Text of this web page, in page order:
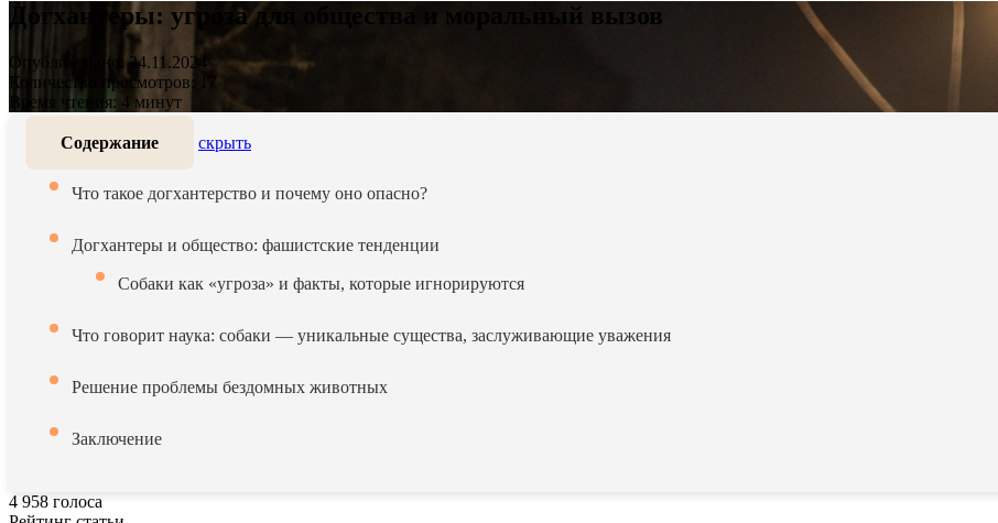
Догхантеры: угроза для общества и моральный вызов
Опубликовано: 24.11.2024
Количество просмотров: 17
Время чтения: 4 минут
Содержание скрыть
Что такое догхантерство и почему оно опасно?
Догхантеры и общество: фашистские тенденции
Собаки как «угроза» и факты, которые игнорируются
Что говорит наука: собаки — уникальные существа, заслуживающие уважения
Решение проблемы бездомных животных
Заключение
4 958 голоса